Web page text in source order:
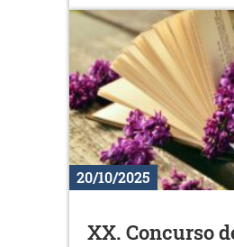
20/10/2025
XX. Concurso